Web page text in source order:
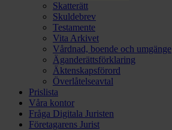
Skatterätt
Skuldebrev
Testamente
Vita Arkivet
Vårdnad, boende och umgänge
Äganderättsförklaring
Äktenskapsförord
Överlåtelseavtal
Prislista
Våra kontor
Fråga Digitala Juristen
Företagarens Jurist